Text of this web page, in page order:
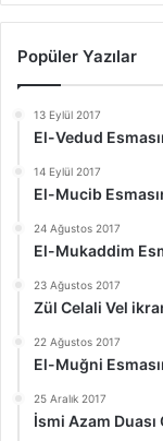
Popüler Yazılar
13 Eylül 2017
El-Vedud
14 Eylül 2017
El-Mucib
24 Ağustos 2017
El-Mukaddim
23 Ağustos 2017
Zül Celali Vel
22 Ağustos 2017
El-Muğni
25 Aralık 2017
İsmi Azam